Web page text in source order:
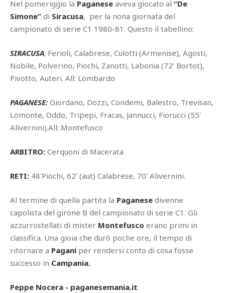
Nel pomeriggio la Paganese aveva giocato al “De
Simone” di Siracusa, per la nona giornata del
campionato di serie C1 1980-81. Questo il tabellino:
SIRACUSA; Ferioli, Calabrese, Culotti (Armenise), Agosti,
Nobile, Polverino, Piochi, Zanotti, Labonia (72' Bortot),
Pivotto, Auteri. All: Lombardo
PAGANESE: Giordano, Dozzi, Condemi, Balestro, Trevisan,
Lomonte, Oddo, Tripepi, Fracas, Jannucci, Fiorucci (55'
Alivernini).All: Montefusco
ARBITRO: Cerquoni di Macerata
RETI: 48'Piochi, 62' (aut) Calabrese, 70' Alivernini.
Al termine di quella partita la Paganese divenne
capolista del girone B del campionato di serie C1. Gli
azzurrostellati di mister Montefusco erano primi in
classifica. Una gioia che durò poche ore, il tempo di
ritornare a Pagani per rendersi conto di cosa fosse
successo in Campania.
Peppe Nocera - paganesemania.it